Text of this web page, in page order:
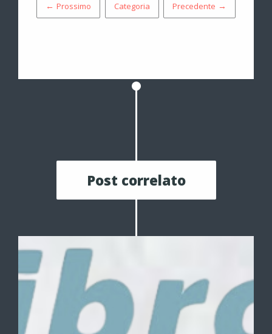
← Prossimo Categoria Precedente →
Post correlato